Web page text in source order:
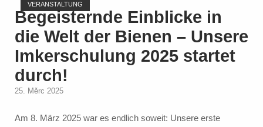
VERANSTALTUNG
Begeisternde Einblicke in
die Welt der Bienen – Unsere
Imkerschulung 2025 startet
durch!
25. Měrc 2025
Am 8. März 2025 war es endlich soweit: Unsere erste